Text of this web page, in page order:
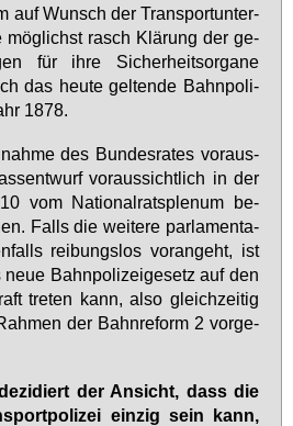
auf Wunsch der Trans­port­un­ter­
mög­lichst rasch Klä­rung der ge­
für ih­re Si­cher­heits­or­ga­ne
das heu­te gel­ten­de Bahn­po­li­
1878.
des Bun­des­ra­tes vor­aus­
vor­aus­sicht­lich in der
vom Na­tio­nal­rats­ple­num be­
Falls die wei­te­re par­la­men­ta­
rei­bungs­los vor­an­geht, ist
Bahn­po­li­zei­ge­setz auf den
tre­ten kann, al­so gleich­zei­tig
der Bahn­re­form 2 vor­ge­
der An­sicht, dass die
ein­zig sein kann,